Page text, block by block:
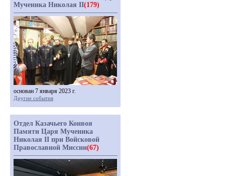
Мученика Николая II(179)
основан 7 января 2023 г.
Другие события
Отдел Казачьего Конвоя
Памяти Царя Мученика
Николая II при Войсковой
Православной Миссии(67)